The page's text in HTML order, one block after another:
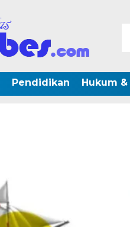
Pendidikan Hukum